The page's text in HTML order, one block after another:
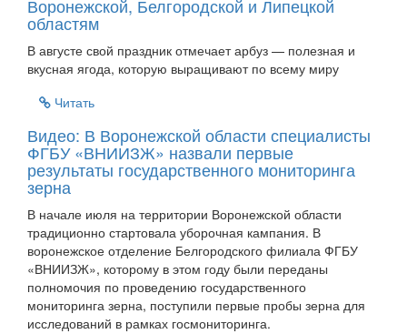
Воронежской, Белгородской и Липецкой
областям
В августе свой праздник отмечает арбуз — полезная и
вкусная ягода, которую выращивают по всему миру
Читать
Видео: В Воронежской области специалисты
ФГБУ «ВНИИЗЖ» назвали первые
результаты государственного мониторинга
зерна
В начале июля на территории Воронежской области
традиционно стартовала уборочная кампания. В
воронежское отделение Белгородского филиала ФГБУ
«ВНИИЗЖ», которому в этом году были переданы
полномочия по проведению государственного
мониторинга зерна, поступили первые пробы зерна для
исследований в рамках госмониторинга.